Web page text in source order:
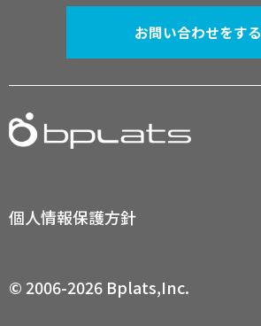
お問い合わせをする
個人情報保護方針
© 2006-2026 Bplats,Inc.